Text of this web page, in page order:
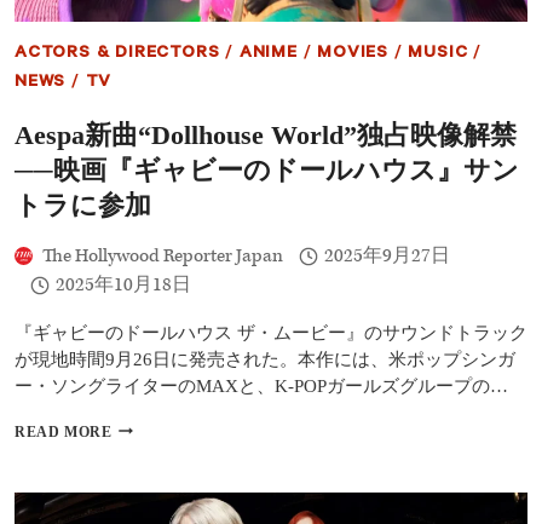
「う
く
で
き
る
か
不
も
あ
率
直
な
音
白
ACTORS & DIRECTORS / ANIME / MOVIES / MUSIC /
NEWS / TV
Aespa新曲“Dollhouse World”独占映像解禁
──映画『ギャビーのドールハウス』サン
トラに参加
The Hollywood Reporter Japan
2025年9月27日
2025年10月18日
『ギャビーのドールハウス ザ・ムービー』のサウンドトラック
が現地時間9月26日に発売された。本作には、米ポップシンガ
ー・ソングライターのMAXと、K-POPガールズグループの…
READ MORE AESPA
WORLD”独
占